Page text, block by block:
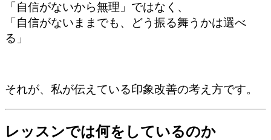
「自信がないから無理」ではなく、
「自信がないままでも、どう振る舞うかは選べ
る」
それが、私が伝えている印象改善の考え方です。
レッスンでは何をしているのか